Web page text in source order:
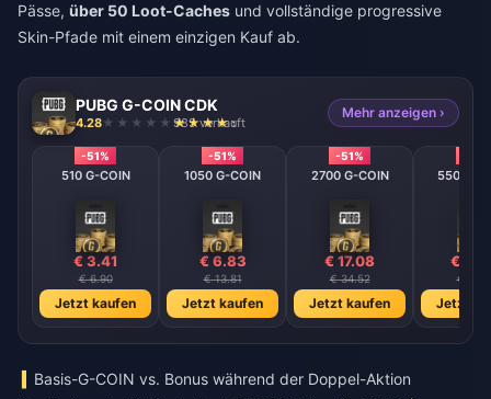
Pässe, über 50 Loot-Caches und vollständige progressive
Skin-Pfade mit einem einzigen Kauf ab.
PUBG G-COIN CDK
4.28 985 verkauft
Mehr anzeigen ›
-51%
510 G-COIN
€ 3.41
€ 6.90
Jetzt kaufen
-51%
1050 G-COIN
€ 6.83
€ 13.81
Jetzt kaufen
-51%
2700 G-COIN
€ 17.08
€ 34.52
Jetzt kaufen
5500 G-
€
€
Jetzt
Basis-G-COIN vs. Bonus während der Doppel-Aktion